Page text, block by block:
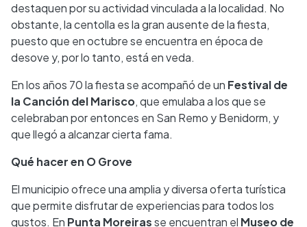
destaquen por su actividad vinculada a la localidad. No
obstante, la centolla es la gran ausente de la fiesta,
puesto que en octubre se encuentra en época de
desove y, por lo tanto, está en veda.
En los años 70 la fiesta se acompañó de un Festival de
la Canción del Marisco, que emulaba a los que se
celebraban por entonces en San Remo y Benidorm, y
que llegó a alcanzar cierta fama.
Qué hacer en O Grove
El municipio ofrece una amplia y diversa oferta turística
que permite disfrutar de experiencias para todos los
gustos. En Punta Moreirasse encuentran el Museo de